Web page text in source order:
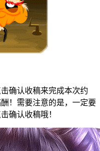
确认收稿来完成本次约
！需要注意的是，一定要
确认收稿哦！